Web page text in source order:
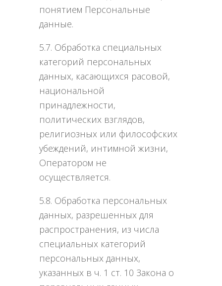
понятием Персональные
данные.
5.7. Обработка специальных
категорий персональных
данных, касающихся расовой,
национальной
принадлежности,
политических взглядов,
религиозных или философских
убеждений, интимной жизни,
Оператором не
осуществляется.
5.8. Обработка персональных
данных, разрешенных для
распространения, из числа
специальных категорий
персональных данных,
указанных в ч. 1 ст. 10 Закона о